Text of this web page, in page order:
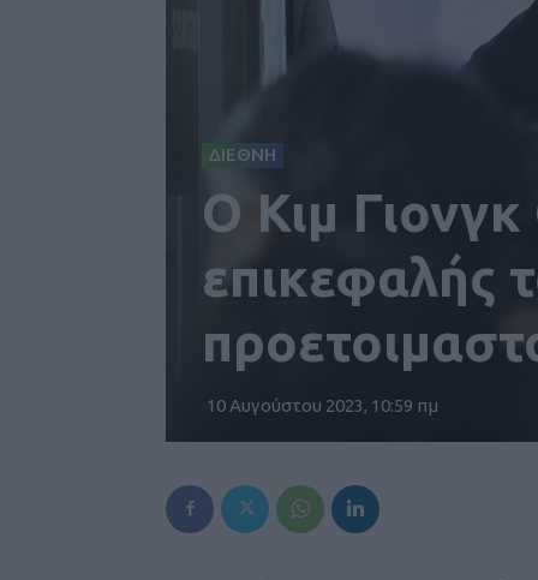
ΔΙΕΘΝΗ
Ο Κιμ
επικεφαλής
10 Αυγούστου 2023, 10:59 πμ